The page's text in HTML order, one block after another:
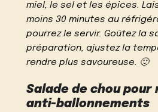
miel, le sel et les épices.
moins 30 minutes au
pourrez le servir. Goûtez la
préparation, ajustez la
rendre plus savoureuse. 🙂
Salade de chou
anti-ballonnements